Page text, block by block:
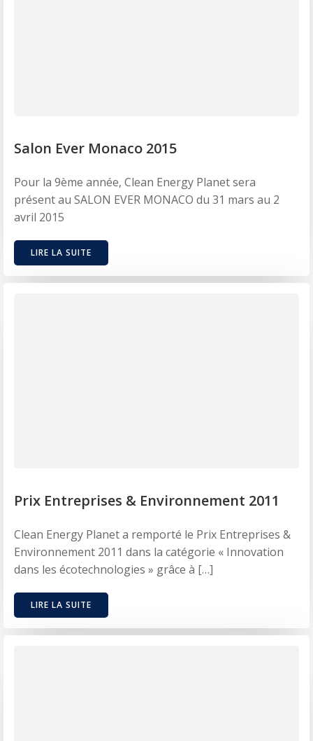
Salon Ever Monaco 2015
Pour la 9ème année, Clean Energy Planet sera
présent au SALON EVER MONACO du 31 mars au 2
avril 2015
LIRE LA SUITE
Prix Entreprises & Environnement 2011
Clean Energy Planet a remporté le Prix Entreprises &
Environnement 2011 dans la catégorie « Innovation
dans les écotechnologies » grâce à […]
LIRE LA SUITE